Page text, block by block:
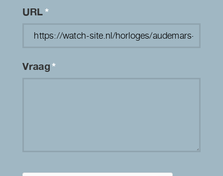
URL*
Vraag*